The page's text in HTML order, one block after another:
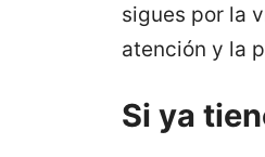
sigues por la
atención y la
Si ya